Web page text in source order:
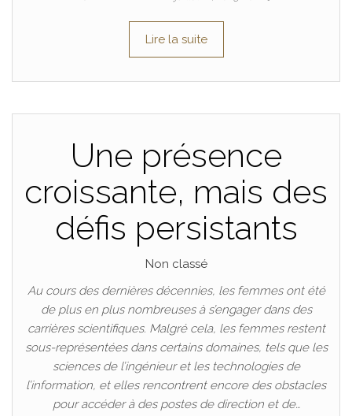
Lire la suite
Une présence
croissante, mais des
défis persistants
Non classé
Au cours des dernières décennies, les femmes ont été
de plus en plus nombreuses à s’engager dans des
carrières scientifiques. Malgré cela, les femmes restent
sous-représentées dans certains domaines, tels que les
sciences de l’ingénieur et les technologies de
l’information, et elles rencontrent encore des obstacles
pour accéder à des postes de direction et de…